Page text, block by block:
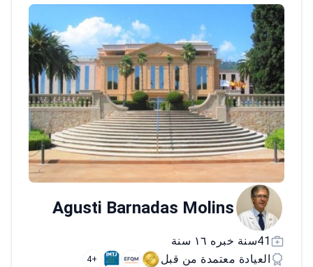
تحت Horizon 2020.<\/p>
الطبيب عضو في عدة
جمعيات مرموقة، بما في ذلك الجمعيات الإسبانية
والأوروبية لأمراض القلب والجمعية الأوروبية لنظم
القلب.<\/p>
Agusti Barnadas Molins
41سنة خبره ١٦ سنة
العيادة معتمدة من قبل
+4